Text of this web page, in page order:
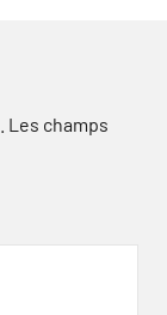
Les champs